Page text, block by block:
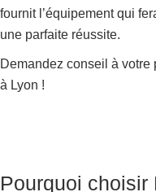
fournit l’équipement qui
une parfaite réussite.
Demandez conseil à votre
à Lyon !
Pourquoi choisir